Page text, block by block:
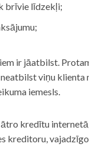
brīvie līdzekļi;
ir jāatbilst.
neatbilst viņu
iemesls.
kredītu
kreditoru,